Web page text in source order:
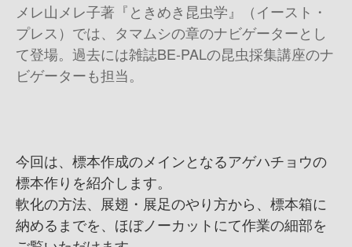
メレ山メレ子著『ときめき昆虫学』（イースト・
プレス）では、タマムシの章のナビゲーターとし
て登場。過去には雑誌BE-PALの昆虫採集講座のナ
ビゲーターも担当。
今回は、標本作成のメインとなるアゲハチョウの
標本作りを紹介します。
軟化の方法、展翅・展足のやり方から、標本箱に
納めるまでを、ほぼノーカットにて作業の細部を